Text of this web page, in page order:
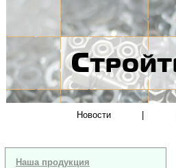
Новости
Наша продукция